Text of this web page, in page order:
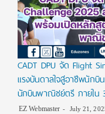
CADT DPU จัด Flight
แรงบันดาลใจสู่อาชีพนัก
นักบินพาณิชย์ตรี ภายใน
EZ Webmaster July 21,